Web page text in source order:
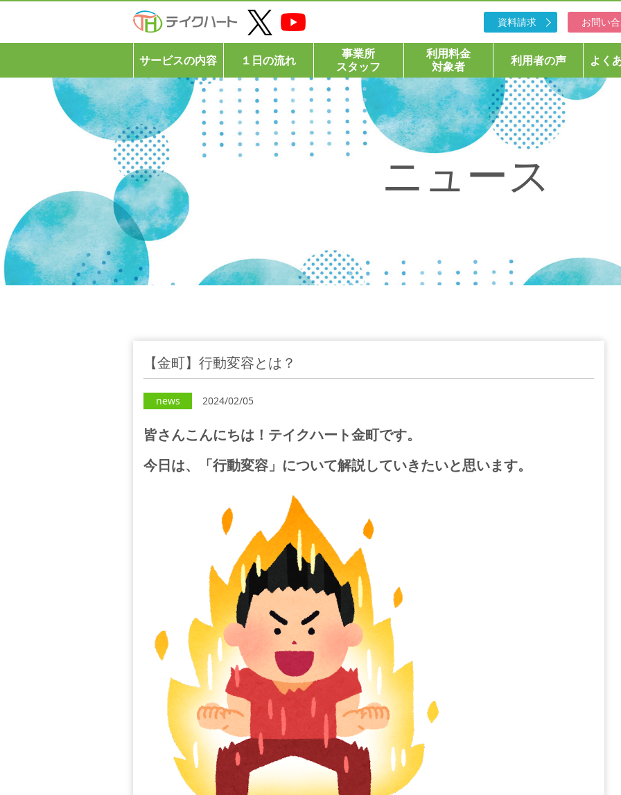
資料請求 お問い
サービスの内容 １日の流れ
事業所
スタッフ
利用料金
対象者
利用者の声 よく
ニュース
【金町】行動変容とは？
news 2024/02/05
皆さんこんにちは！テイクハート金町です。
今日は、「行動変容」について解説していきたいと思います。